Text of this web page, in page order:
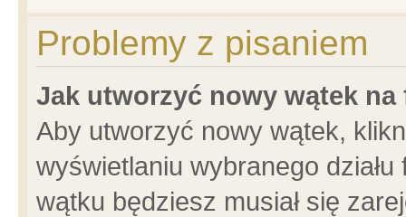
Problemy z pisaniem
Jak utworzyć nowy wątek na
Aby utworzyć nowy wątek,
wyświetlaniu wybranego
wątku będziesz musiał się